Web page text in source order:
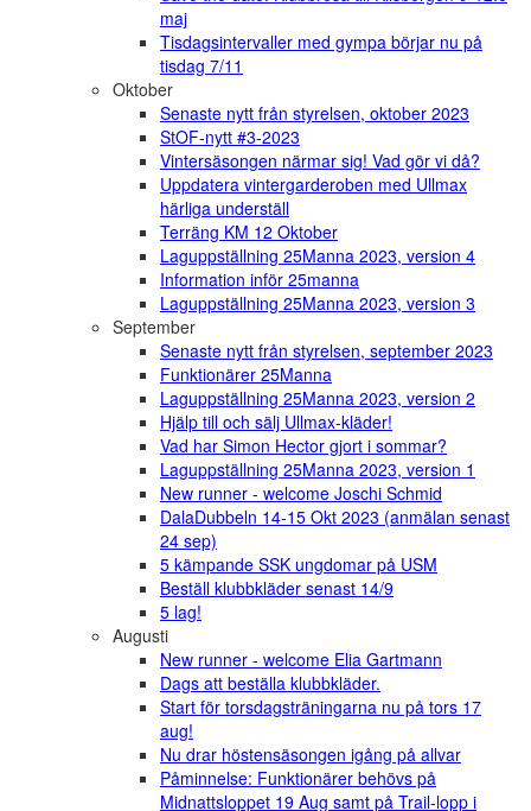
maj
Tisdagsintervaller med gympa börjar nu på
tisdag 7/11
Oktober
Senaste nytt från styrelsen, oktober 2023
StOF-nytt #3-2023
Vintersäsongen närmar sig! Vad gör vi då?
Uppdatera vintergarderoben med Ullmax
härliga underställ
Terräng KM 12 Oktober
Laguppställning 25Manna 2023, version 4
Information inför 25manna
Laguppställning 25Manna 2023, version 3
September
Senaste nytt från styrelsen, september 2023
Funktionärer 25Manna
Laguppställning 25Manna 2023, version 2
Hjälp till och sälj Ullmax-kläder!
Vad har Simon Hector gjort i sommar?
Laguppställning 25Manna 2023, version 1
New runner - welcome Joschi Schmid
DalaDubbeln 14-15 Okt 2023 (anmälan senast
24 sep)
5 kämpande SSK ungdomar på USM
Beställ klubbkläder senast 14/9
5 lag!
Augusti
New runner - welcome Elia Gartmann
Dags att beställa klubbkläder.
Start för torsdagsträningarna nu på tors 17
aug!
Nu drar höstensäsongen igång på allvar
Påminnelse: Funktionärer behövs på
Midnattsloppet 19 Aug samt på Trail-lopp i